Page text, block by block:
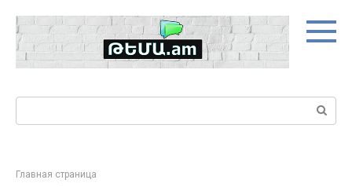
content
Search:
Главная страница